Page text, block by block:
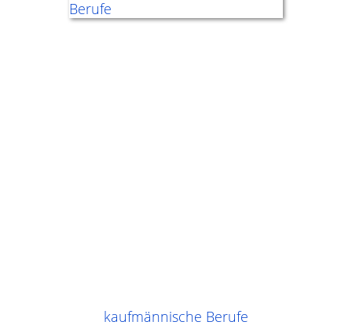
kaufmännische Berufe